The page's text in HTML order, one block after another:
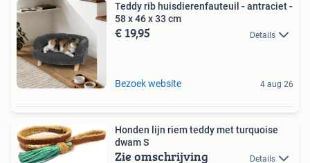
Teddy rib huisdierenfauteuil - antraciet -
58 x 46 x 33 cm
€ 19,95 Details
Bezoek website 4 aug 26
Honden lijn riem teddy met turquoise
dwam S
Zie omschrijving Details